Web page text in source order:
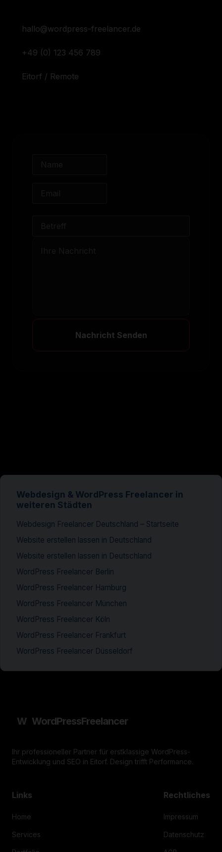
hallo@wordpress-freelancer.de
+49 (0) 123 456 789
Eitorf / Remote
Nachricht Senden
Webdesign & WordPress Freelancer in
weiteren Städten
Webdesign Freelancer Deutschland – Startseite
Website erstellen lassen in Deutschland
Website erstellen lassen in Deutschland
WordPress Freelancer Berlin
WordPress Freelancer Hamburg
WordPress Freelancer München
WordPress Freelancer Köln
WordPress Freelancer Frankfurt
WordPress Freelancer Düsseldorf
W WordPressFreelancer
Ihr professioneller Partner für erstklassige WordPress-
Entwicklung und SEO in Eitorf. Design trifft Performance.
Links
Home
Services
Rechtliches
Impressum
Datenschutz